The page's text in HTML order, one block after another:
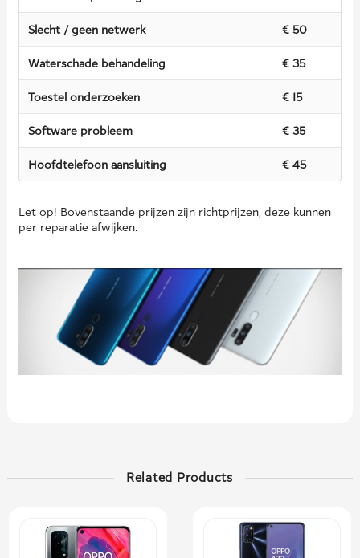
Slecht / geen netwerk € 50
Waterschade behandeling € 35
Toestel onderzoeken € 15
Software probleem € 35
Hoofdtelefoon aansluiting € 45
Let op! Bovenstaande prijzen zijn richtprijzen, deze kunnen
per reparatie afwijken.
Related Products